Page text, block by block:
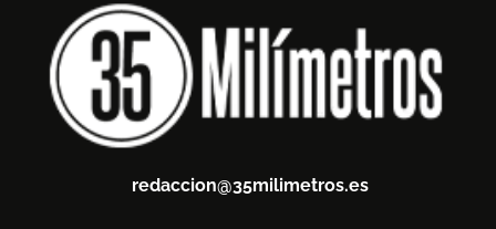
redaccion@35milimetros.es